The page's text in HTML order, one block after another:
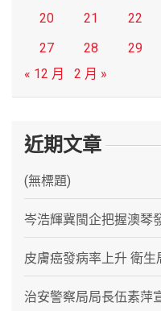
20
21 22
27
28 29
« 12 月
2 月 »
近期文章
(無標題)
岑浩輝冀閩企把握澳琴
皮膚癌發病率上升 衛生
治安警察局局長伍素萍